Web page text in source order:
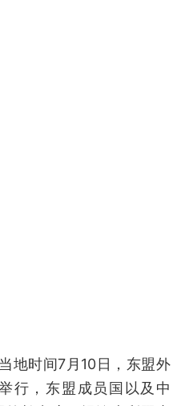
地时间7月10日，东盟外
行，东盟成员国以及中